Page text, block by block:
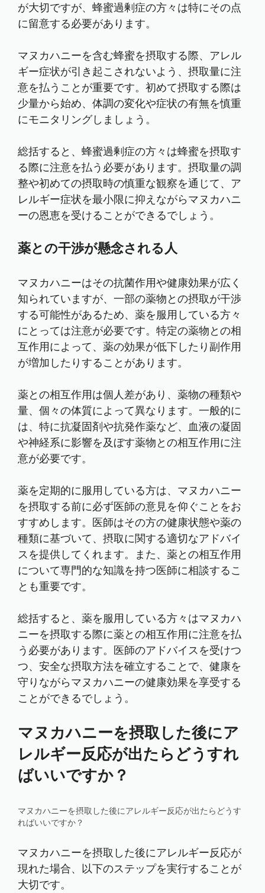
が大切ですが、蜂蜜過剰症の方々は特にその点
に留意する必要があります。
マヌカハニーを含む蜂蜜を摂取する際、アレル
ギー症状が引き起こされないよう、摂取量に注
意を払うことが重要です。初めて摂取する際は
少量から始め、体調の変化や症状の有無を慎重
にモニタリングしましょう。
総括すると、蜂蜜過剰症の方々は蜂蜜を摂取す
る際に注意を払う必要があります。摂取量の調
整や初めての摂取時の慎重な観察を通じて、ア
レルギー症状を最小限に抑えながらマヌカハニ
ーの恩恵を受けることができるでしょう。
薬との干渉が懸念される人
マヌカハニーはその抗菌作用や健康効果が広く
知られていますが、一部の薬物との摂取が干渉
する可能性があるため、薬を服用している方々
にとっては注意が必要です。特定の薬物との相
互作用によって、薬の効果が低下したり副作用
が増加したりすることがあります。
薬との相互作用は個人差があり、薬物の種類や
量、個々の体質によって異なります。一般的に
は、特に抗凝固剤や抗発作薬など、血液の凝固
や神経系に影響を及ぼす薬物との相互作用に注
意が必要です。
薬を定期的に服用している方は、マヌカハニー
を摂取する前に必ず医師の意見を仰ぐことをお
すすめします。医師はその方の健康状態や薬の
種類に基づいて、摂取に関する適切なアドバイ
スを提供してくれます。また、薬との相互作用
について専門的な知識を持つ医師に相談するこ
とも重要です。
総括すると、薬を服用している方々はマヌカハ
ニーを摂取する際に薬との相互作用に注意を払
う必要があります。医師のアドバイスを受けつ
つ、安全な摂取方法を確立することで、健康を
守りながらマヌカハニーの健康効果を享受する
ことができるでしょう。
マヌカハニーを摂取した後にア
レルギー反応が出たらどうすれ
ばいいですか？
マヌカハニーを摂取した後にアレルギー反応が出たらどうす
ればいいですか？
マヌカハニーを摂取した後にアレルギー反応が
現れた場合、以下のステップを実行することが
大切です。